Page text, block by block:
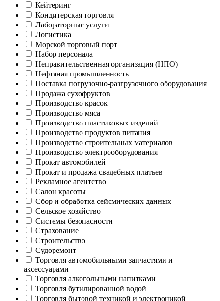
Кейтеринг
Кондитерская торговля
Лабораторные услуги
Логистика
Морской торговый порт
Набор персонала
Неправительственная организация (НПО)
Нефтяная промышленность
Поставка погрузочно-разгрузочного оборудования
Продажа сухофруктов
Производство красок
Производство мяса
Производство пластиковых изделий
Производство продуктов питания
Производство строительных материалов
Производство электрооборудования
Прокат автомобилей
Прокат и продажа свадебных платьев
Рекламное агентство
Салон красоты
Сбор и обработка сейсмических данных
Сельское хозяйство
Системы безопасности
Страхование
Строительство
Судоремонт
Торговля автомобильными запчастями и
аксессуарами
Торговля алкогольными напитками
Торговля бутилированной водой
Торговля бытовой техникой и электроникой